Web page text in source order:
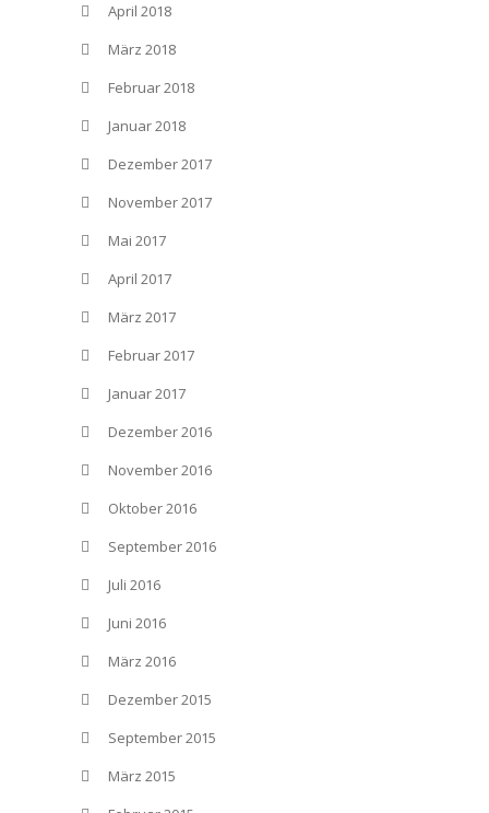
April 2018
März 2018
Februar 2018
Januar 2018
Dezember 2017
November 2017
Mai 2017
April 2017
März 2017
Februar 2017
Januar 2017
Dezember 2016
November 2016
Oktober 2016
September 2016
Juli 2016
Juni 2016
März 2016
Dezember 2015
September 2015
März 2015